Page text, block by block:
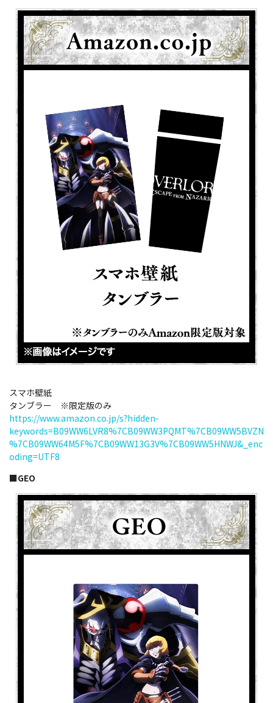
スマホ壁紙
タンブラー ※限定版のみ
https://www.amazon.co.jp/s?hidden-
keywords=B09WW6LVR8%7CB09WW3PQMT%7CB09WW5BVZN
%7CB09WW64M5F%7CB09WW13G3V%7CB09WW5HNWJ&_enc
oding=UTF8
■GEO